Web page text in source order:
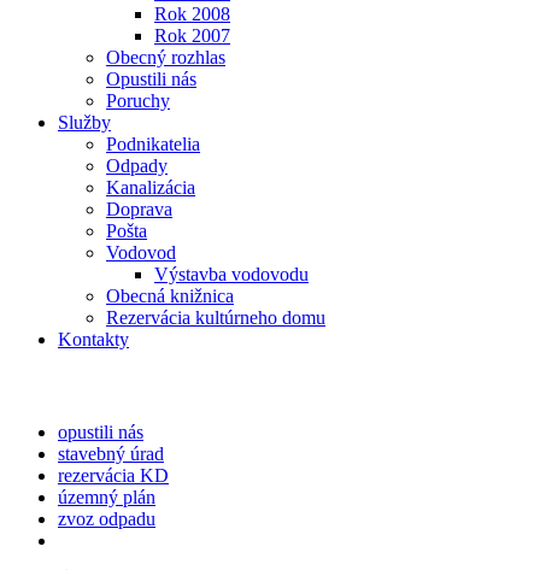
Rok 2008
Rok 2007
Obecný rozhlas
Opustili nás
Poruchy
Služby
Podnikatelia
Odpady
Kanalizácia
Doprava
Pošta
Vodovod
Výstavba vodovodu
Obecná knižnica
Rezervácia kultúrneho domu
Kontakty
opustili nás
stavebný úrad
rezervácia KD
územný plán
zvoz odpadu